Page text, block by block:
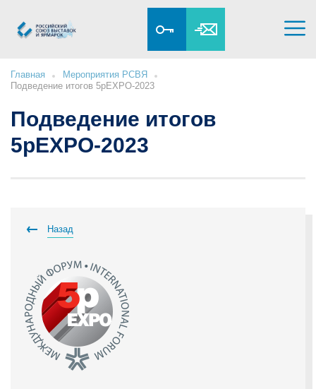
Главная
Мероприятия РСВЯ
Подведение итогов 5pEXPO-2023
Подведение итогов
5pEXPO-2023
Назад